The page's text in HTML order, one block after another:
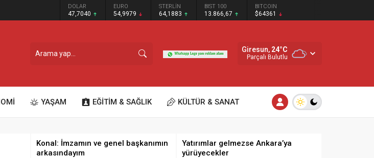
DOLAR
47,7040
EURO
54,9979
STERLİN
64,1883
BIST 100
13.866,67
BITCOIN
$64361
Giresun, 24°C
Parçalı Bulutlu
YAŞAM EĞİTİM & SAĞLIK KÜLTÜR & SANAT
Konal: İmzamın ve genel başkanımın
arkasındayım
Yatırımlar gelmezse Ankara’ya
yürüyecekler